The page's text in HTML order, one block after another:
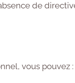
de
vous pouvez :